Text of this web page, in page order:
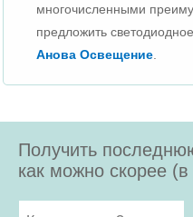
многочисленными
предложить
Анова Освещение
Получить
как можно скорее